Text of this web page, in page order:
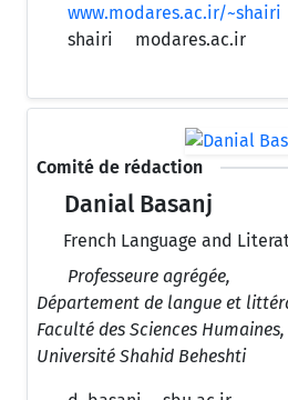
www.modares.ac.ir/~shairi
shairi
modares.ac.ir
Comité de rédaction
Danial Basanj
French Language and
Professeure agrégée,
Département de langue et
Faculté des Sciences Humaines,
Université Shahid Beheshti